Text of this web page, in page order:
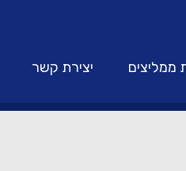
ממליצים יצירת קשר